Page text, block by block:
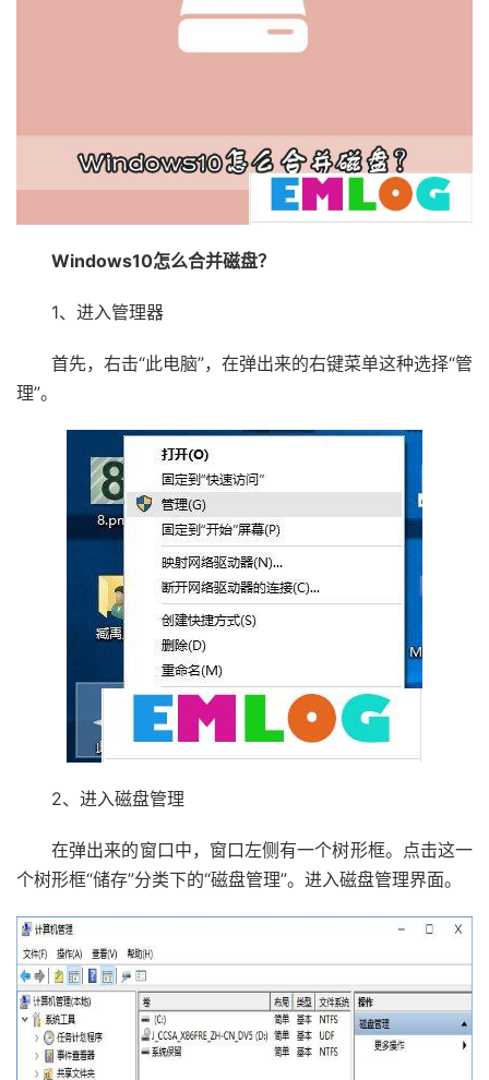
Windows10怎么合并磁盘？
1、进入管理器
首先，右击“此电脑”，在弹出来的右键菜单这种选择“管
理”。
2、进入磁盘管理
在弹出来的窗口中，窗口左侧有一个树形框。点击这一
个树形框“储存”分类下的“磁盘管理”。进入磁盘管理界面。